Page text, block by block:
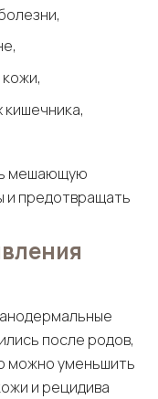
кишечника,
мешающую
и предотвращать
после родов,
можно уменьшить
и рецидива